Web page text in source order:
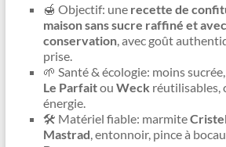
🍯 Objectif: une recette de
maison sans sucre raffiné et
conservation, avec goût
prise.
🌱 Santé & écologie: moins
Le Parfaitou Weck réutilisables,
énergie.
🛠️ Matériel fiable: marmite
Mastrad, entonnoir, pince à